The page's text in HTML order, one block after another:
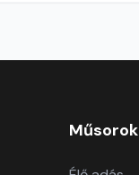
Műsorok